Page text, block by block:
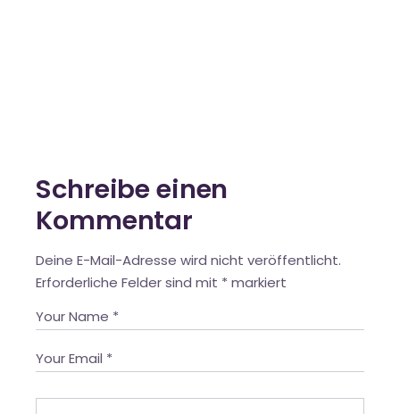
Schreibe einen
Kommentar
Deine E-Mail-Adresse wird nicht veröffentlicht.
Erforderliche Felder sind mit * markiert